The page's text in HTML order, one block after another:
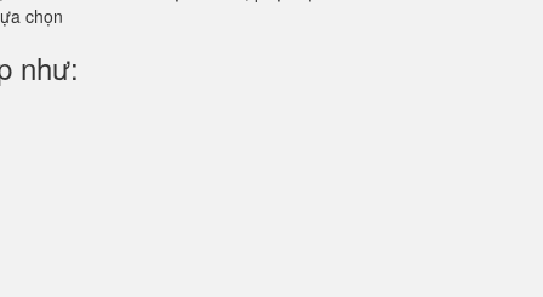
chọn
như: